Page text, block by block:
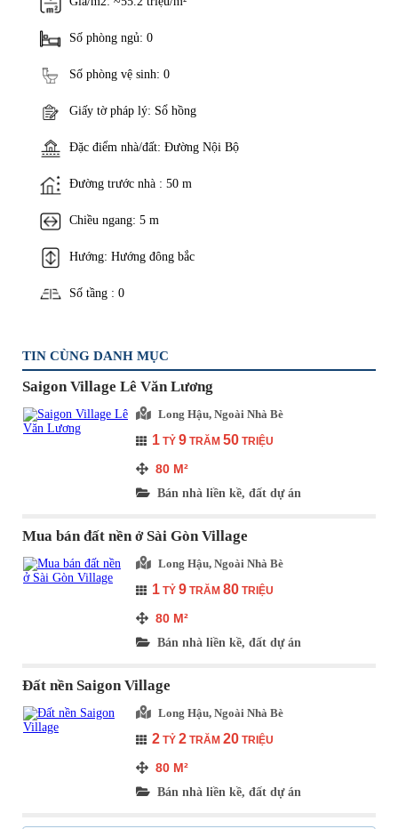
Số phòng ngủ: 0
Số phòng vệ sinh: 0
Giấy tờ pháp lý: Sổ hồng
Đặc điểm nhà/đất: Đường Nội Bộ
Đường trước nhà : 50 m
Chiều ngang: 5 m
Hướng: Hướng đông bắc
Số tầng : 0
TIN CÙNG DANH MỤC
Saigon Village Lê Văn Lương
Long Hậu, Ngoài Nhà Bè
1 TỶ9 TRĂM50 TRIỆU
80 M²
Bán nhà liền kề, đất dự án
Mua bán đất nền ở Sài Gòn Village
Long Hậu, Ngoài Nhà Bè
1 TỶ9 TRĂM80 TRIỆU
80 M²
Bán nhà liền kề, đất dự án
Đất nền Saigon Village
Long Hậu, Ngoài Nhà Bè
2 TỶ2 TRĂM20 TRIỆU
80 M²
Bán nhà liền kề, đất dự án